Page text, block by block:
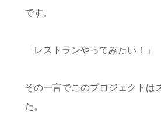
です。
「レストランやってみたい！」
その一言でこのプロジェクトは
た。